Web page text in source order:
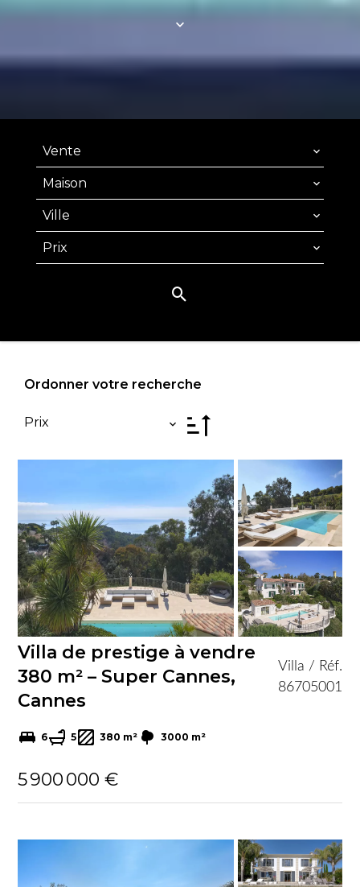
Vente
Maison
Ville
Prix
Ordonner votre recherche
Prix
Villa de prestige à vendre
380 m² – Super Cannes,
Cannes
Villa / Réf.
86705001
6 5 380 m² 3000 m²
5 900 000 €